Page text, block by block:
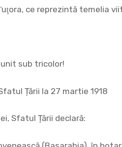
ce reprezintă temelia
sub tricolor!
Țării la 27 martie 1918
Sfatul Țării declară: